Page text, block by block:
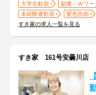
大学生歓迎 副業・Ｗワー
未経験者歓迎
髪色自由
すき家の求人一覧を見る
すき家 161号安曇川店